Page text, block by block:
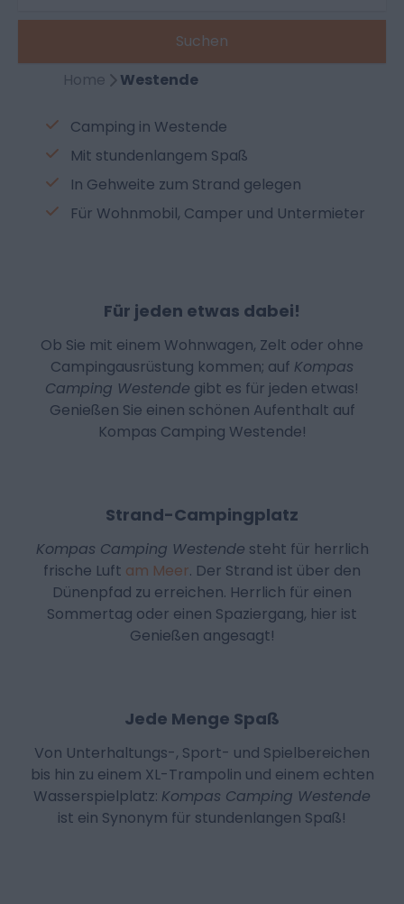
Suchen
Home
Westende
Camping in Westende
Mit stundenlangem Spaß
In Gehweite zum Strand gelegen
Für Wohnmobil, Camper und Untermieter
Für jeden etwas dabei!
Ob Sie mit einem Wohnwagen, Zelt oder ohne
Campingausrüstung kommen; auf Kompas
Camping Westende gibt es für jeden etwas!
Genießen Sie einen schönen Aufenthalt auf
Kompas Camping Westende!
Strand-Campingplatz
Kompas Camping Westende steht für herrlich
frische Luft am Meer. Der Strand ist über den
Dünenpfad zu erreichen. Herrlich für einen
Sommertag oder einen Spaziergang, hier ist
Genießen angesagt!
Jede Menge Spaß
Von Unterhaltungs-, Sport- und Spielbereichen
bis hin zu einem XL-Trampolin und einem echten
Wasserspielplatz: Kompas Camping Westende
ist ein Synonym für stundenlangen Spaß!